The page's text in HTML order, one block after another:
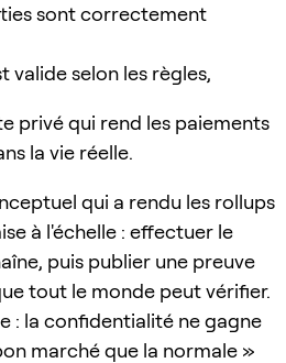
sont correctement
valide selon les règles,
privé qui rend les paiements
la vie réelle.
qui a rendu les rollups
à l'échelle : effectuer le
puis publier une preuve
tout le monde peut vérifier.
: la confidentialité ne gagne
marché que la normale »